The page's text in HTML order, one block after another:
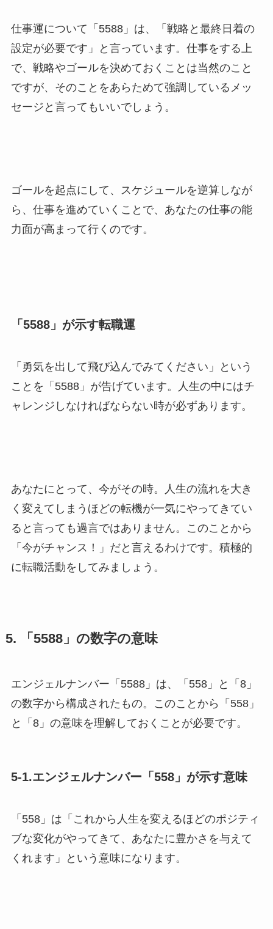
仕事運について「5588」は、「戦略と最終日着の
設定が必要です」と言っています。仕事をする上
で、戦略やゴールを決めておくことは当然のこと
ですが、そのことをあらためて強調しているメッ
セージと言ってもいいでしょう。
ゴールを起点にして、スケジュールを逆算しなが
ら、仕事を進めていくことで、あなたの仕事の能
力面が高まって行くのです。
「5588」が示す転職運
「勇気を出して飛び込んでみてください」という
ことを「5588」が告げています。人生の中にはチ
ャレンジしなければならない時が必ずあります。
あなたにとって、今がその時。人生の流れを大き
く変えてしまうほどの転機が一気にやってきてい
ると言っても過言ではありません。このことから
「今がチャンス！」だと言えるわけです。積極的
に転職活動をしてみましょう。
5. 「5588」の数字の意味
エンジェルナンバー「5588」は、「558」と「8」
の数字から構成されたもの。このことから「558」
と「8」の意味を理解しておくことが必要です。
5-1.エンジェルナンバー「558」が示す意味
「558」は「これから人生を変えるほどのポジティ
ブな変化がやってきて、あなたに豊かさを与えて
くれます」という意味になります。